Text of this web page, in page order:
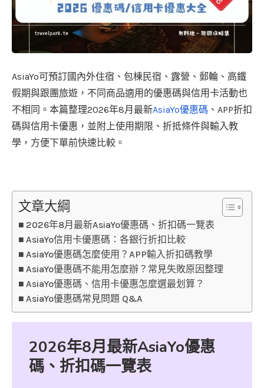
AsiaYo可預訂國內外住宿、包棟民宿、露營、郵輪、高鐵
假期與跟團旅遊，不同商品適用的優惠碼與信用卡活動也
不相同。本篇整理2026年8月最新AsiaYo優惠碼 、APP折扣
碼與信用卡優惠，並附上使用期限、折抵條件與輸入教
學，方便下單前快速比較。
文章大綱
2026年8月最新AsiaYo優惠碼、折扣碼一覽表
AsiaYo信用卡優惠碼：各銀行折扣比較
AsiaYo優惠碼怎麼使用？APP輸入折扣碼教學
AsiaYo優惠碼不能用怎麼辦？常見失敗原因整理
AsiaYo優惠碼、信用卡優惠怎麼選最划算？
AsiaYo優惠碼常見問題 Q&A
2026年8月最新AsiaYo優惠
碼、折扣碼一覽表